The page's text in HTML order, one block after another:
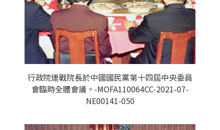
行政院連戰院長於中國國民黨第十四屆中央委員
會臨時全體會議。-MOFA110064CC-2021-07-
NE00141-050